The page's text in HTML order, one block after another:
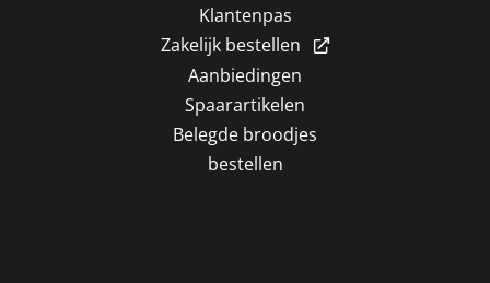
Klantenpas
Zakelijk bestellen
Aanbiedingen
Spaarartikelen
Belegde broodjes
bestellen